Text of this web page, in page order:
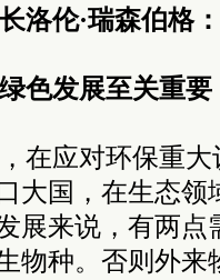
洛伦·瑞森伯格：
色发展至关重要
在应对环保重
大国，在生态领
展来说，有两点
物种。否则外来